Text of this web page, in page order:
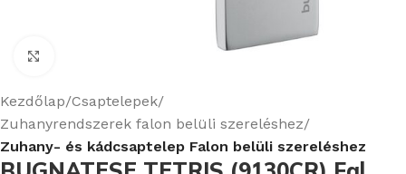
Kezdőlap Csaptelepek
Zuhanyrendszerek falon belüli szereléshez
Zuhany- és kádcsaptelep Falon belüli szereléshez